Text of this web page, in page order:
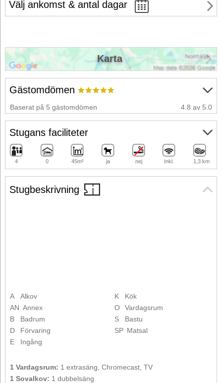
Välj ankomst & antal dagar
Stugbeskrivning
A
Alkov
AN Annex
B
Badrum
D
Förvaring
E
Ingång
K
Kök
O
Vardagsrum
S
Bastu
SP Matsal
1 Vardagsrum: 1 extrasäng, Chromecast, TV
1 Sovalkov: 1 dubbelsäng
Gästomdömen
Baserat på 5 gästomdömen 4.8 av 5.0
Stugans faciliteter
4 0 45m² ja nej Inkl. 1,3 km
Karta